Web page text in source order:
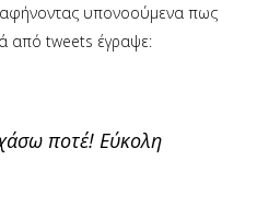
αφήνοντας υπονοούμενα πως
από tweets έγραψε:
ποτέ! Εύκολη